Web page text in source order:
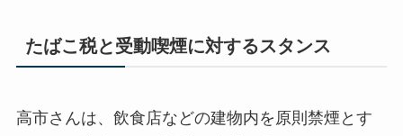
たばこ税と受動喫煙に対するスタンス
高市さんは、飲食店などの建物内を原則禁煙とす